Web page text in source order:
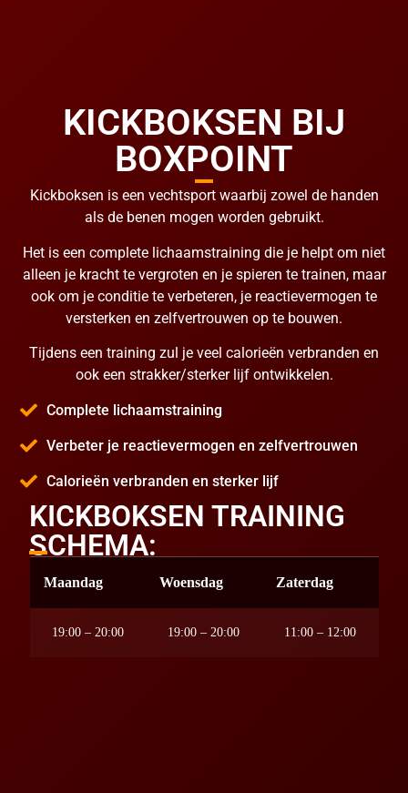
KICKBOKSEN BIJ
BOXPOINT
Kickboksen is een vechtsport waarbij zowel de handen
als de benen mogen worden gebruikt.
Het is een complete lichaamstraining die je helpt om niet
alleen je kracht te vergroten en je spieren te trainen, maar
ook om je conditie te verbeteren, je reactievermogen te
versterken en zelfvertrouwen op te bouwen.
Tijdens een training zul je veel calorieën verbranden en
ook een strakker/sterker lijf ontwikkelen.
Complete lichaamstraining
Verbeter je reactievermogen en zelfvertrouwen
Calorieën verbranden en sterker lijf
KICKBOKSEN TRAINING
SCHEMA:
Maandag Woensdag Zaterdag
19:00 – 20:00 19:00 – 20:00 11:00 – 12:00